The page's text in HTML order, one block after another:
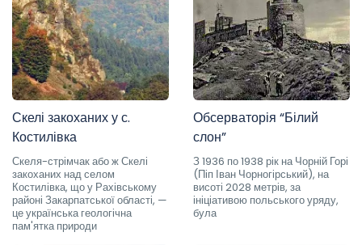
Скелі закоханих у с.
Костилівка
Скеля-стрімчак або ж Скелі
закоханих над селом
Костилівка, що у Рахівському
районі Закарпатської області, —
це українська геологічна
пам'ятка природи
Обсерваторія “Білий
слон”
З 1936 по 1938 рік на Чорній Горі
(Піп Іван Чорногірський), на
висоті 2028 метрів, за
ініціативою польського уряду,
була